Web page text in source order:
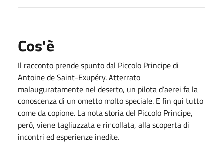
Cos'è
Il racconto prende spunto dal Piccolo Principe di
Antoine de Saint-Exupéry. Atterrato
malauguratamente nel deserto, un pilota d’aerei fa la
conoscenza di un ometto molto speciale. E fin qui tutto
come da copione. La nota storia del Piccolo Principe,
però, viene tagliuzzata e rincollata, alla scoperta di
incontri ed esperienze inedite.